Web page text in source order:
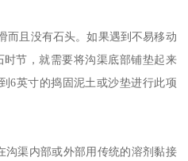
而且没有石头。如果遇到不易移动
节，就需要将沟渠底部铺垫起来
6英寸的捣固泥土或沙垫进行此项
沟渠内部或外部用传统的溶剂黏接